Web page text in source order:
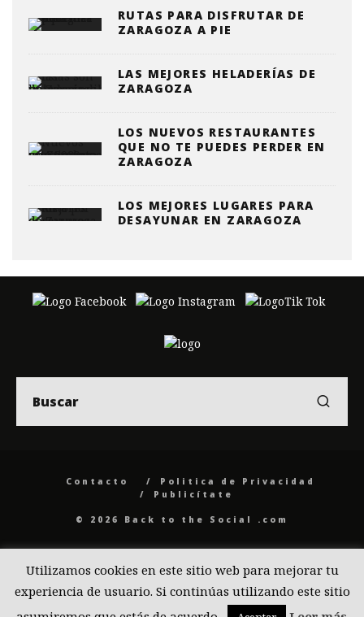
RUTAS PARA DISFRUTAR DE
ZARAGOZA A PIE
LAS MEJORES HELADERÍAS DE
ZARAGOZA
LOS NUEVOS RESTAURANTES
QUE NO TE PUEDES PERDER EN
ZARAGOZA
LOS MEJORES LUGARES PARA
DESAYUNAR EN ZARAGOZA
Contacto
Politica de Privacidad
Publicítate
© 2026 Back to the Social .com
Utilizamos cookies en este sitio web para mejorar tu
experiencia de usuario. Si continúas utilizando este sitio